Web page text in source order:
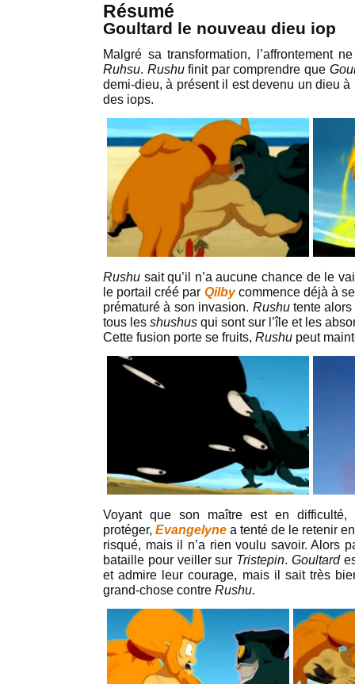
Résumé
Goultard le nouveau dieu iop
Malgré sa transformation, l’affrontement
Ruhsu. Rushufinit par comprendre que
demi-dieu, à présent il est devenu un dieu
des iops.
Rushu sait qu’il n’a aucune chance de le
le portail créé par Qilby commence déjà à
prématuré à son invasion. Rushutente alors
tous les shushus qui sont sur l’île et les
Cette fusion porte se fruits, Rushu peut
Voyant que son maître est en difficulté,
protéger, Evangelyne a tenté de le retenir
risqué, mais il n’a rien voulu savoir. Alors
bataille pour veiller sur Tristepin.Goultard
et admire leur courage, mais il sait très
grand-chose contre Rushu.